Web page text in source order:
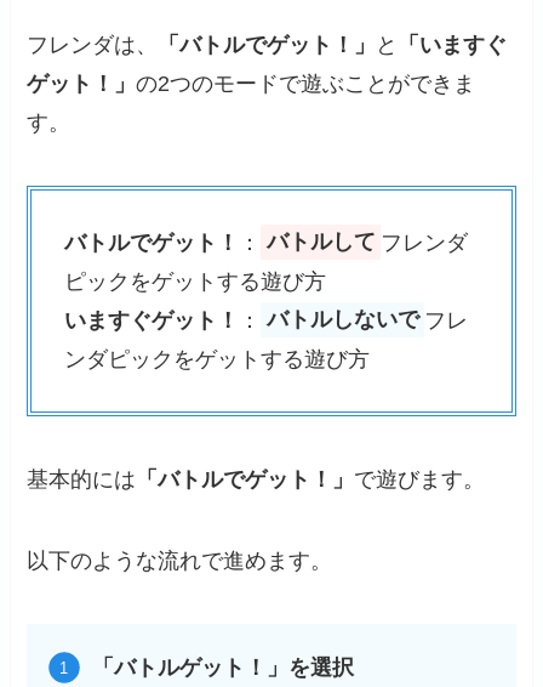
フレンダは、 「バトルでゲット！」 と
「いますぐ
ゲット！」の2つのモードで遊ぶことができま
す。
バトルでゲット！ ： バトルして フレンダ
ピックをゲットする遊び方
いますぐゲット！
： バトルしないで フレ
ンダピックをゲットする遊び方
基本的には 「バトルでゲット！」 で遊びます。
以下のような流れで進めます。
「バトルゲット！」を選択